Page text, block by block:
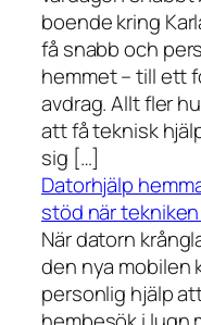
boende kring
få snabb och
hemmet – till ett
avdrag. Allt fler
att få teknisk
sig […]
Datorhjälp
stöd när
När datorn
den nya mobilen
personlig hjälp